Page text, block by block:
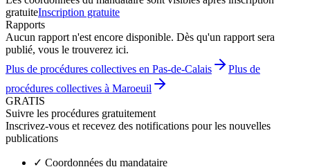
gratuiteInscription gratuite
Rapports
Aucun rapport n'est encore disponible. Dès qu'un rapport sera
publié, vous le trouverez ici.
Plus de procédures collectives en Pas-de-Calais
Plus de
procédures collectives à Maroeuil
GRATIS
Suivre les procédures gratuitement
Inscrivez-vous et recevez des notifications pour les nouvelles
publications
✓ Coordonnées du mandataire